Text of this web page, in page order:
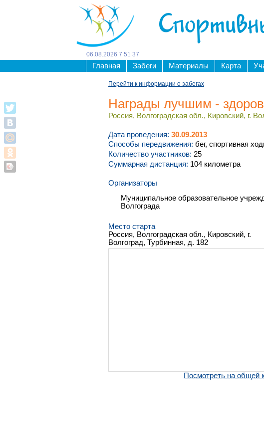
06 08 2026 7 51 37
Главная Забеги Материалы Карта
Перейти к информации о забегах
Награды лучшим -
Россия, Волгоградская обл., Кировский, г.
Дата проведения: 30.09.2013
Способы передвижения: бег, спортивная
Количество участников: 25
Суммарная дистанция: 104 километра
Организаторы
Муниципальное образовательное
Волгограда
Место старта
Россия, Волгоградская обл., Кировский, г.
Волгоград, Турбинная, д. 182
Посмотреть на общей